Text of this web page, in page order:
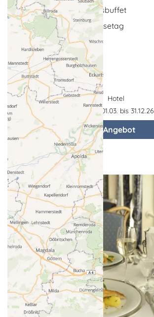
reichhaltiges Frühstücksbuffet
Kännchen Tee am Anreisetag
... weitere Leistungen
Hotel
Gültigkeit: 01.03. bis 31.12.26
zum Angebot